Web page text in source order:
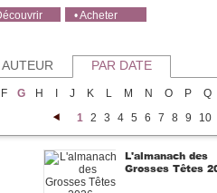
• Acheter
AUTEUR PAR DATE
F G H J K L M N O P Q
1 2 3 4 5 6 7 8 9 10
L'almanach des
Grosses Têtes